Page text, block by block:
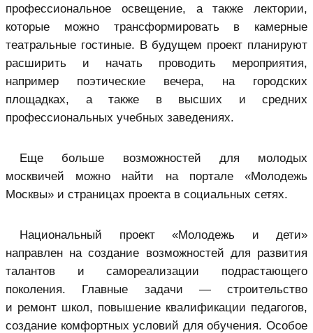
профессиональное освещение, а также лектории,
которые можно трансформировать в камерные
театральные гостиные. В будущем проект планируют
расширить и начать проводить мероприятия,
например поэтические вечера, на городских
площадках, а также в высших и средних
профессиональных учебных заведениях.
Еще больше возможностей для молодых
москвичей можно найти на портале «Молодежь
Москвы» и страницах проекта в социальных сетях.
Национальный проект «Молодежь и дети»
направлен на создание возможностей для развития
талантов и самореализации подрастающего
поколения. Главные задачи — строительство
и ремонт школ, повышение квалификации педагогов,
создание комфортных условий для обучения. Особое